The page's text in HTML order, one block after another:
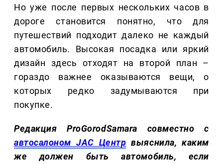
Но уже после первых нескольких часов в
дороге становится понятно, что для
путешествий подходит далеко не каждый
автомобиль. Высокая посадка или яркий
дизайн здесь отходят на второй план –
гораздо важнее оказываются вещи, о
которых редко задумываются при
покупке.
Редакция ProGorodSamara совместно с
автосалоном JAC Центр выяснила, каким
же должен быть автомобиль, если